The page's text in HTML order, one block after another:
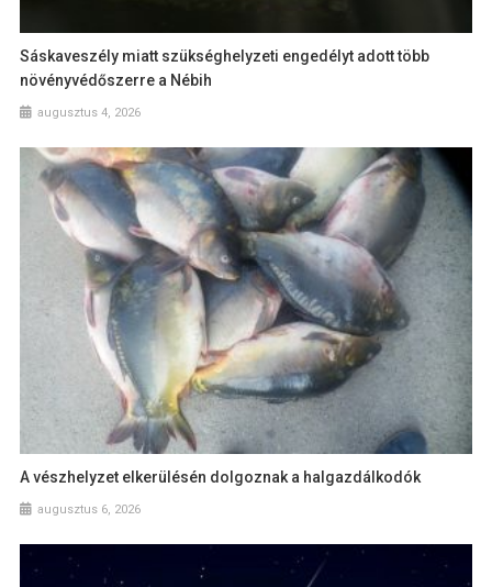
Sáskaveszély miatt szükséghelyzeti engedélyt adott több
növényvédőszerre a Nébih
augusztus 4, 2026
A vészhelyzet elkerülésén dolgoznak a halgazdálkodók
augusztus 6, 2026